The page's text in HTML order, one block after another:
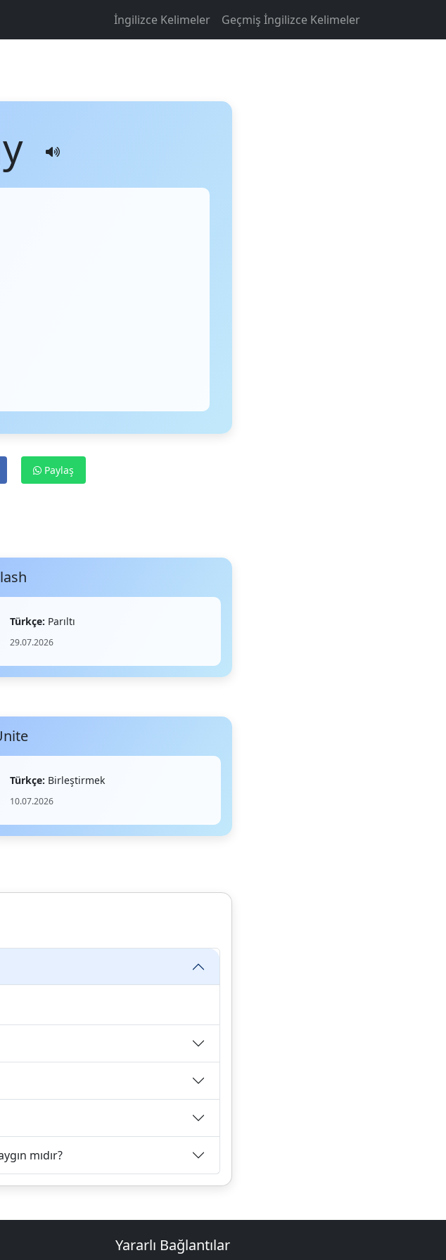
İngilizce Kelimeler Geçmiş İngilizce Kelimeler
Paylaş
Türkçe: Parıltı
29.07.2026
Türkçe: Birleştirmek
10.07.2026
mıdır?
Yararlı Bağlantılar